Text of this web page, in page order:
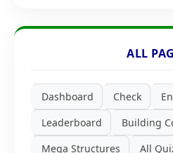
ALL
Dashboard Check
Leaderboard
Building
Mega Structures
All